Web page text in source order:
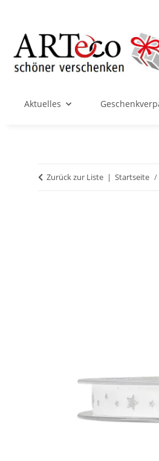
Aktuelles
Zurück zur Liste Startseite